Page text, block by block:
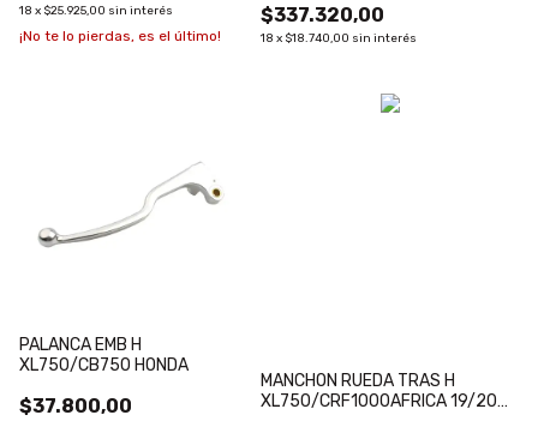
18 x $25.925,00 sin interés
¡No te lo pierdas, es el último!
$337.320,00
18 x $18.740,00 sin interés
PALANCA EMB H
XL750/CB750 HONDA
$37.800,00
MANCHON RUEDA TRAS H
XL750/CRF1000AFRICA 19/20